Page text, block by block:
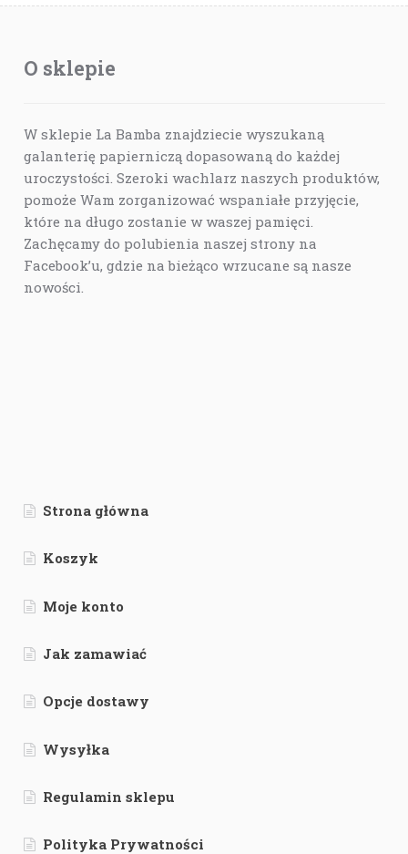
O sklepie
W sklepie La Bamba znajdziecie wyszukaną
galanterię papierniczą dopasowaną do każdej
uroczystości. Szeroki wachlarz naszych produktów,
pomoże Wam zorganizować wspaniałe przyjęcie,
które na długo zostanie w waszej pamięci.
Zachęcamy do polubienia naszej strony na
Facebook’u, gdzie na bieżąco wrzucane są nasze
nowości.
Strona główna
Koszyk
Moje konto
Jak zamawiać
Opcje dostawy
Wysyłka
Regulamin sklepu
Polityka Prywatności